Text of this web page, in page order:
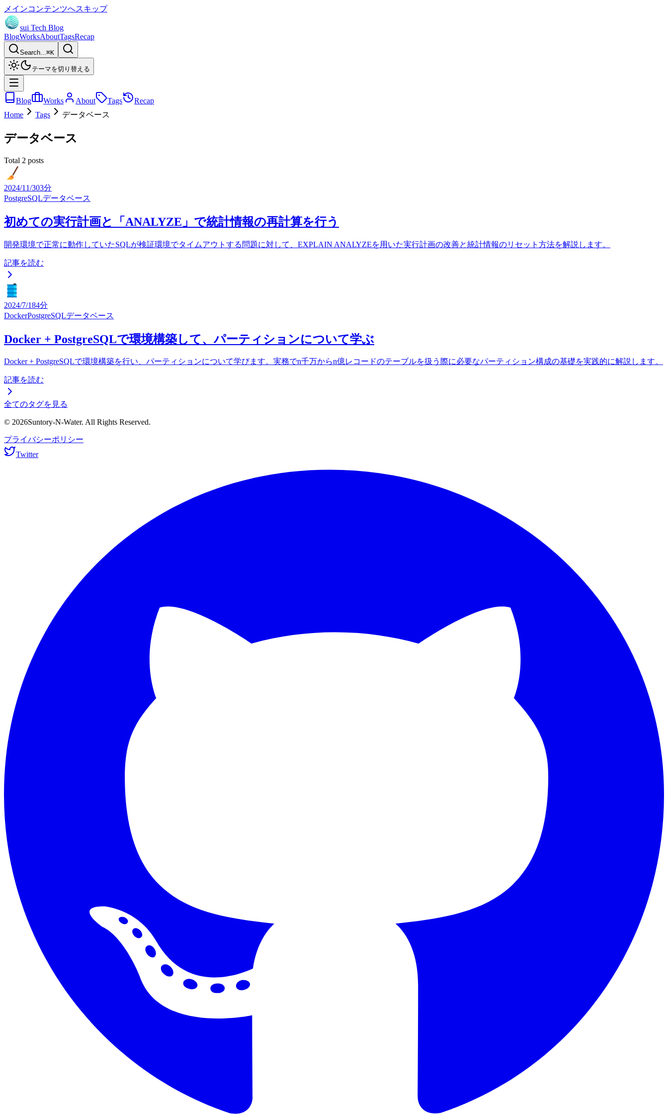
メインコンテンツへスキップ
sui Tech Blog
BlogWorksAboutTagsRecap
Search...⌘K
テーマを切り替える
Blog Works About Tags
Recap
Home
Tags データベース
データベース
Total 2 posts
2024/11/303分
PostgreSQLデータベース
初めての実行計画と「ANALYZE」で統計情報の再計算を行う
開発環境で正常に動作していたSQLが検証環境でタイムアウトする問題に対して、EXPLAIN ANALYZEを用いた実行計画の改善と統計情報のリセット方法を解説します。
記事を読む
2024/7/184分
DockerPostgreSQLデータベース
Docker + PostgreSQLで環境構築して、パーティションについて学ぶ
Docker + PostgreSQLで環境構築を行い、パーティションについて学びます。実務でn千万からn億レコードのテーブルを扱う際に必要なパーティション構成の基礎を実践的に解説します。
記事を読む
全てのタグを見る
© 2026Suntory-N-Water. All Rights Reserved.
プライバシーポリシー
Twitter